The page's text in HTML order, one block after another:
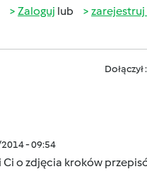
Zaloguj lub zarejestruj
- 09:54
Ci o zdjęcia kroków